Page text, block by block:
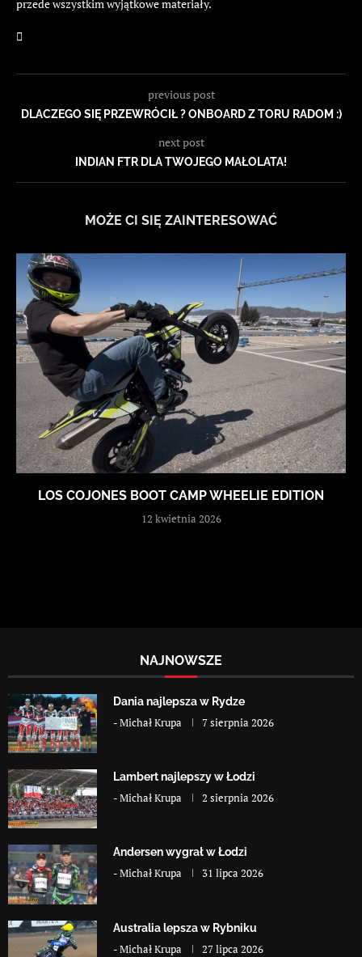
przede wszystkim wyjątkowe materiały.
previous post
DLACZEGO SIĘ PRZEWRÓCIŁ ? ONBOARD Z TORU RADOM :)
next post
INDIAN FTR DLA TWOJEGO MAŁOLATA!
MOŻE CI SIĘ ZAINTERESOWAĆ
LOS COJONES BOOT CAMP WHEELIE EDITION
12 kwietnia 2026
NAJNOWSZE
Dania najlepsza w Rydze
-Michał Krupa 7 sierpnia 2026
Lambert najlepszy w Łodzi
-Michał Krupa 2 sierpnia 2026
Andersen wygrał w Łodzi
-Michał Krupa 31 lipca 2026
Australia lepsza w Rybniku
-Michał Krupa 27 lipca 2026